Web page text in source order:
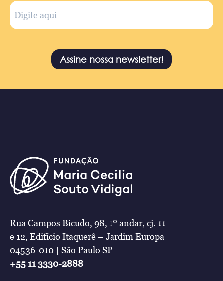
Assine nossa newsletter!
Rua Campos Bicudo, 98, 1º andar, cj. 11
e 12, Edifício Itaquerê – Jardim Europa
04536-010 | São Paulo SP
+55 11 3330-2888